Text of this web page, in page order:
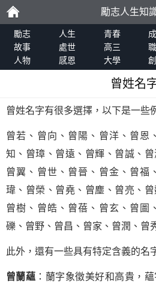
勵
志
勵志人生知
勵志 人生 青春
故事
處世 高三
人物
感恩 大學
曾姓名
曾姓名字有很多選擇，以下是一些
曾若、曾向、曾陽、曾洋、曾恩
知、曾璋、曾遠、曾輝、曾誠、
曾翼、曾世、曾晉、曾金、曾福
瑋、曾榮、曾堯、曾塵、曾亮、
曾樹、曾皓、曾蓓、曾玄、曾圖
礫、曾野、曾昌、曾家、曾潤、曾
此外，還有一些具有特定含義的名
曾蘭蘊 ：蘭字象徵美好和高貴，